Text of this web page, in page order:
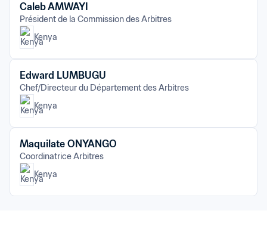
Caleb AMWAYI
Président de la Commission des Arbitres
Kenya
Edward LUMBUGU
Chef/Directeur du Département des Arbitres
Kenya
Maquilate ONYANGO
Coordinatrice Arbitres
Kenya